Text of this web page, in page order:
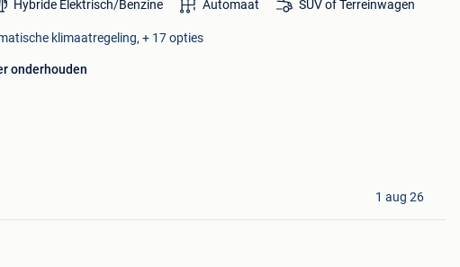
Hybride Elektrisch/Benzine Automaat SUV of Terreinwagen
klimaatregeling, + 17 opties
onderhouden
1 aug 26